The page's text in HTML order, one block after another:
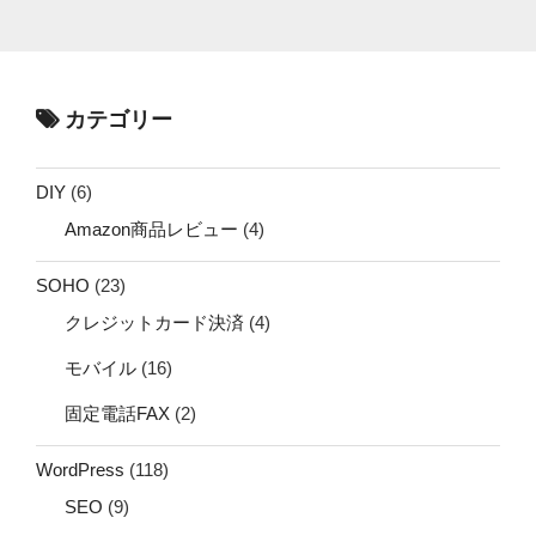
カテゴリー
DIY (6)
Amazon商品レビュー (4)
SOHO (23)
クレジットカード決済 (4)
モバイル (16)
固定電話FAX (2)
WordPress (118)
SEO (9)